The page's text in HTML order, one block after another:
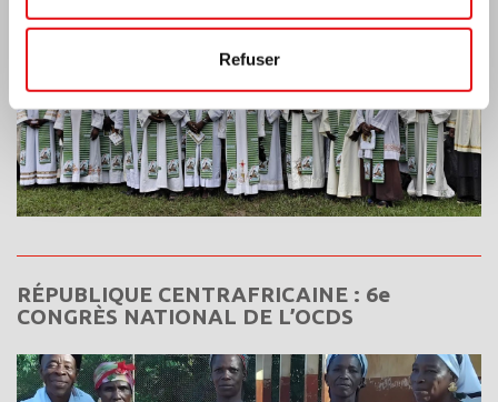
Refuser
RÉPUBLIQUE CENTRAFRICAINE : 6e
CONGRÈS NATIONAL DE L’OCDS